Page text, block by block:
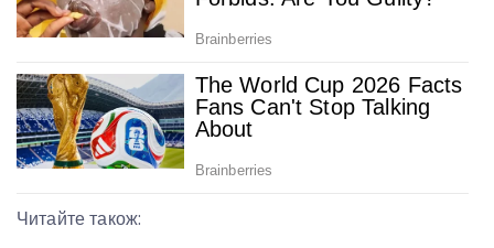
Читайте також: